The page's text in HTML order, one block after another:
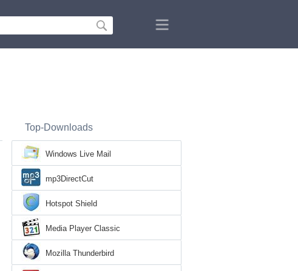
Top-Downloads
Windows Live Mail
mp3DirectCut
Hotspot Shield
Media Player Classic
Mozilla Thunderbird